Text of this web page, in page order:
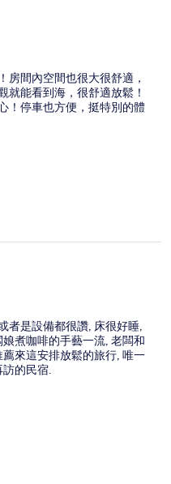
房間內空間也很大很舒適，
就能看到海，很舒適放鬆！
！停車也方便，挺特別的體
者是設備都很讚, 床很好睡,
煮咖啡的手藝一流, 老闆和
來這安排放鬆的旅行, 唯一
的民宿.